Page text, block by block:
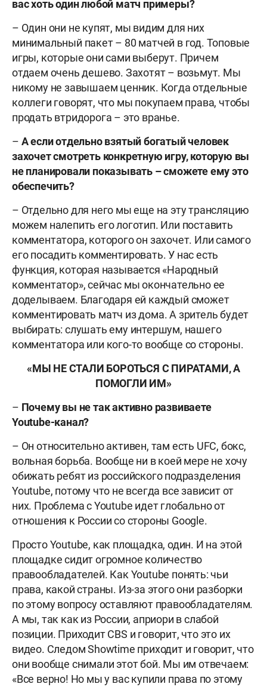
вас хоть один любой матч примеры?
– Один они не купят, мы видим для них
минимальный пакет – 80 матчей в год. Топовые
игры, которые они сами выберут. Причем
отдаем очень дешево. Захотят – возьмут. Мы
никому не завышаем ценник. Когда отдельные
коллеги говорят, что мы покупаем права, чтобы
продать втридорога – это вранье.
– А если отдельно взятый богатый человек
захочет смотреть конкретную игру, которую вы
не планировали показывать – сможете ему это
обеспечить?
– Отдельно для него мы еще на эту трансляцию
можем налепить его логотип. Или поставить
комментатора, которого он захочет. Или самого
его посадить комментировать. У нас есть
функция, которая называется «Народный
комментатор», сейчас мы окончательно ее
доделываем. Благодаря ей каждый сможет
комментировать матч из дома. А зритель будет
выбирать: слушать ему интершум, нашего
комментатора или кого-то вообще со стороны.
«МЫ НЕ СТАЛИ БОРОТЬСЯ С ПИРАТАМИ, А
ПОМОГЛИ ИМ»
– Почему вы не так активно развиваете
Youtube-канал?
– Он относительно активен, там есть UFC, бокс,
вольная борьба. Вообще ни в коей мере не хочу
обижать ребят из российского подразделения
Youtube, потому что не всегда все зависит от
них. Проблема с Youtube идет глобально от
отношения к России со стороны Google.
Просто Youtube, как площадка, один. И на этой
площадке сидит огромное количество
правообладателей. Как Youtube понять: чьи
права, какой страны. Из-за этого они разборки
по этому вопросу оставляют правообладателям.
А мы, так как из России, априори в слабой
позиции. Приходит CBS и говорит, что это их
видео. Следом Showtime приходит и говорит, что
они вообще снимали этот бой. Мы им отвечаем:
«Все верно! Но мы у вас купили права по этому